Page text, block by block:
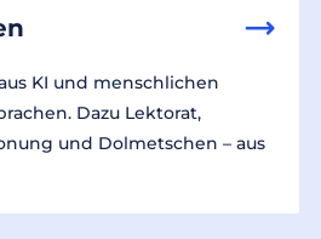
KI und menschlichen
Dazu Lektorat,
und Dolmetschen – aus